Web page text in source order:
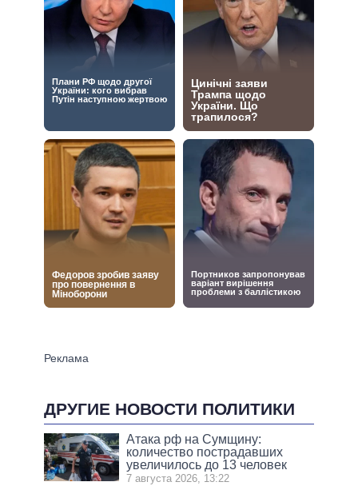
ДРУГИЕ НОВОСТИ ПОЛИТИКИ
Атака рф на Сумщину:
количество пострадавших
увеличилось до 13 человек
7 августа 2026, 13:22